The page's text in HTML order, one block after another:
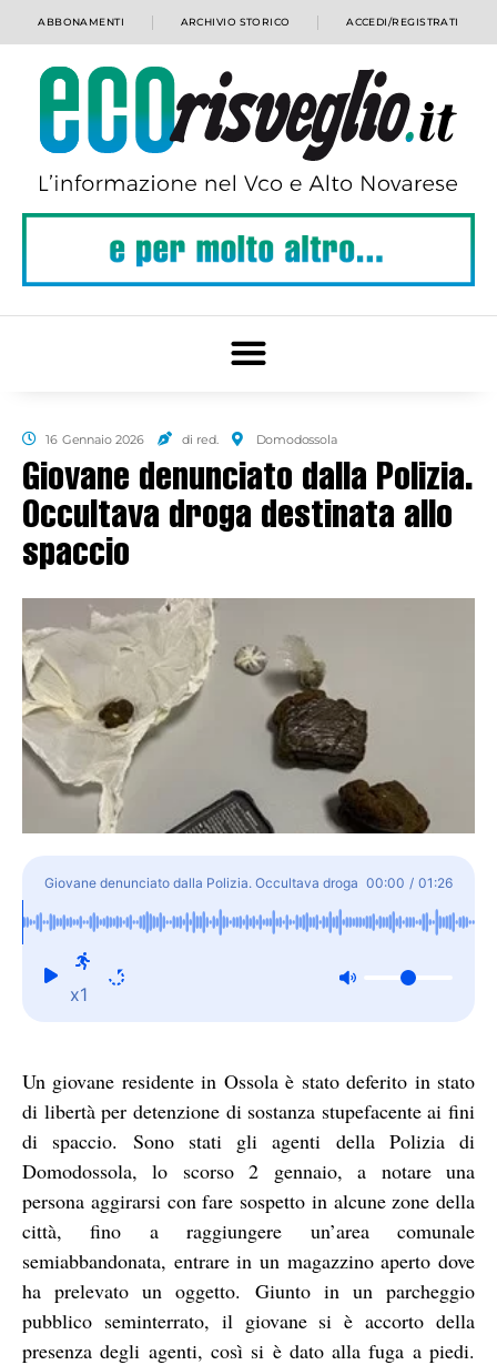
ABBONAMENTI ARCHIVIO STORICO ACCEDI/REGISTRATI
16 Gennaio 2026 di red. Domodossola
Giovane denunciato dalla Polizia.
Occultava droga destinata allo
spaccio
Giovane denunciato dalla Polizia. Occultava droga
destinata allo spaccio
00:00 / 01:26
x1
Un giovane residente in Ossola è stato deferito in stato
di libertà per detenzione di sostanza stupefacente ai fini
di spaccio. Sono stati gli agenti della Polizia di
Domodossola, lo scorso 2 gennaio, a notare una
persona aggirarsi con fare sospetto in alcune zone della
città, fino a raggiungere un’area comunale
semiabbandonata, entrare in un magazzino aperto dove
ha prelevato un oggetto. Giunto in un parcheggio
pubblico seminterrato, il giovane si è accorto della
presenza degli agenti, così si è dato alla fuga a piedi.